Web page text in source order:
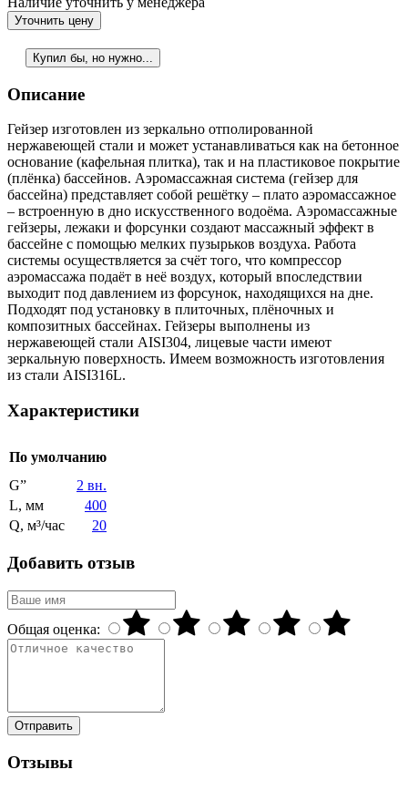
Уточнить цену
Купил бы, но нужно...
Описание
Гейзер изготовлен из зеркально отполированной
нержавеющей стали и может устанавливаться как на бетонное
основание (кафельная плитка), так и на пластиковое покрытие
(плёнка) бассейнов. Аэромассажная система (гейзер для
бассейна) представляет собой решётку – плато аэромассажное
– встроенную в дно искусственного водоёма. Аэромассажные
гейзеры, лежаки и форсунки создают массажный эффект в
бассейне с помощью мелких пузырьков воздуха. Работа
системы осуществляется за счёт того, что компрессор
аэромассажа подаёт в неё воздух, который впоследствии
выходит под давлением из форсунок, находящихся на дне.
Подходят под установку в плиточных, плёночных и
композитных бассейнах. Гейзеры выполнены из
нержавеющей стали AISI304, лицевые части имеют
зеркальную поверхность. Имеем возможность изготовления
из стали AISI316L.
Характеристики
По умолчанию
G”
2 вн.
L, мм
400
Q, м³/час
20
Добавить отзыв
Общая оценка:
Отправить
Отзывы